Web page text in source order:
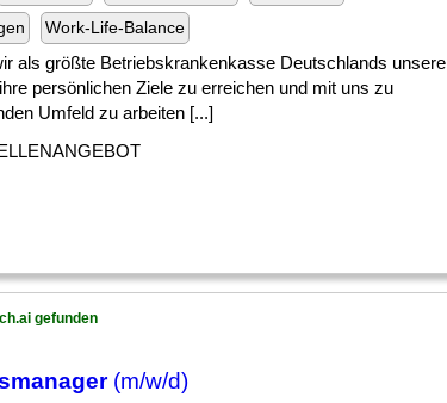
Work-Life-Balance
als größte Betriebskrankenkasse Deutschlands unsere
persönlichen Ziele zu erreichen und mit uns zu
Umfeld zu arbeiten [...]
gefunden
(m/w/d)